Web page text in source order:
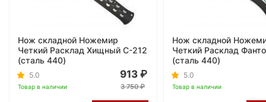
Нож складной Ножемир
Четкий Расклад Хищный C-212
(сталь 440)
5.0
Товар в наличии
913
3 750
Нож складной
Четкий Расклад
(сталь 440)
5.0
Товар в наличии